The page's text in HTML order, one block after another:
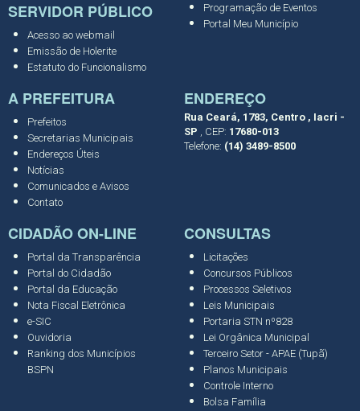
SERVIDOR PÚBLICO
Acesso ao webmail
Emissão de Holerite
Estatuto do Funcionalismo
Programação de Eventos
Portal Meu Município
A PREFEITURA
Prefeitos
Secretarias Municipais
Endereços Úteis
Notícias
Comunicados e Avisos
Contato
ENDEREÇO
Rua Ceará, 1783, Centro , Iacri -
SP , CEP: 17680-013
Telefone: (14) 3489-8500
CIDADÃO ON-LINE
Portal da Transparência
Portal do Cidadão
Portal da Educação
Nota Fiscal Eletrônica
e-SIC
Ouvidoria
Ranking dos Municípios
BSPN
CONSULTAS
Licitações
Concursos Públicos
Processos Seletivos
Leis Municipais
Portaria STN nº828
Lei Orgânica Municipal
Terceiro Setor - APAE (Tupã)
Planos Municipais
Controle Interno
Bolsa Família